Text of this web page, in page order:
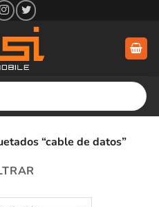
“cable de datos”